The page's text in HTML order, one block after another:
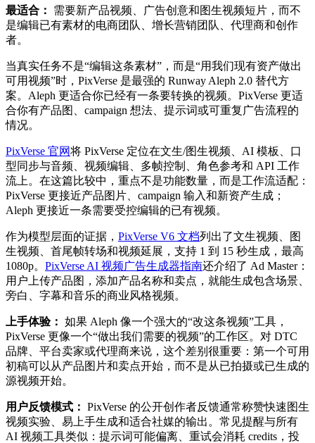
最适合：
需要新产品视频、广告创意和图生视频短片，而不
是编辑已有素材的电商团队、增长营销团队、代理商和创作
者。
当真实任务不是“编辑这条素材”，而是“用我们现有资产做出
可用视频”时，PixVerse 是最强的 Runway Aleph 2.0 替代方
案。Aleph 更适合你已经有一条要转换的视频。PixVerse 更适
合你有产品图、campaign 想法、提示词或可重复广告流程的
情况。
PixVerse 官网将 PixVerse 定位在文生/图生视频、AI 模板、口
型同步与音频、视频编辑、多帧控制、角色参考和 API 工作
流上。在这篇比较中，重点不是功能数量，而是工作流适配：
PixVerse 更接近产品图片、campaign 输入和新资产生成；
Aleph 更接近一条需要受控编辑的已有视频。
作为模型层面的证据， PixVerse V6 文档列出了文生视频、图
生视频、首尾帧转场和视频延展，支持 1 到 15 秒生成，最高
1080p。 PixVerse AI 视频广告生成器指南还介绍了 Ad Master：
用户上传产品图，添加产品名称和卖点，就能生成包含场景、
旁白、字幕和音乐的商业风格视频。
上手体验： 如果 Aleph 像一个强大的“改这条视频”工具，
PixVerse 更像一个“做出我们需要的视频”的工作区。对 DTC
品牌、平台卖家或代理商来说，这个差别很重要：第一个可用
初稿可以从产品图片和卖点开始，而不是从已拍摄或已生成的
源视频开始。
用户反馈模式： PixVerse 的公开创作者反馈通常称赞快速图生
视频实验、易上手生成和适合社媒的输出。常见提醒与所有
AI 视频工具类似：提示词可能偏离、重试会消耗 credits，投